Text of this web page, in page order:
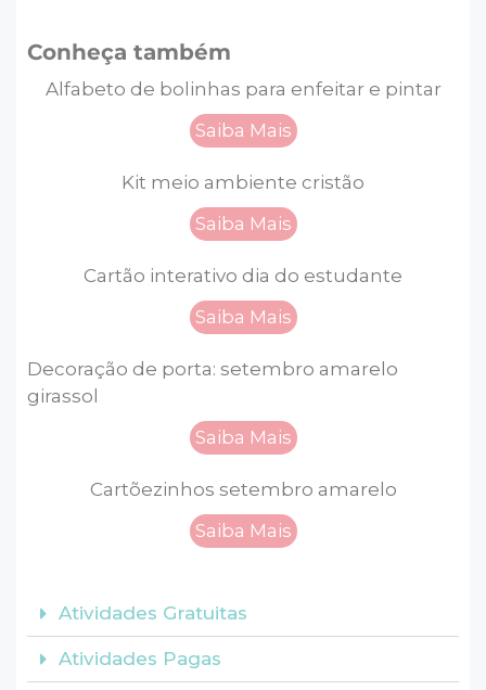
Conheça também
Alfabeto de bolinhas para enfeitar e pintar
Saiba Mais
Kit meio ambiente cristão
Saiba Mais
Cartão interativo dia do estudante
Saiba Mais
Decoração de porta: setembro amarelo
girassol
Saiba Mais
Cartõezinhos setembro amarelo
Saiba Mais
Atividades Gratuitas
Atividades Pagas